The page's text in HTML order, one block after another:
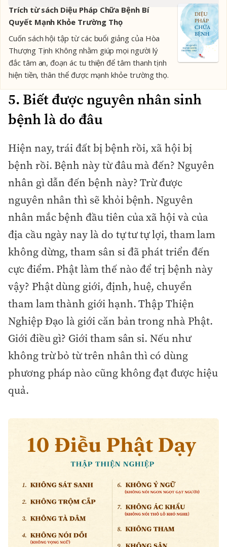
Trích từ sách Diệu Pháp Chữa Bệnh Bí
Quyết Mạnh Khỏe Trường Thọ
Cuốn sách hội tập từ các buổi giảng của Hòa
Thượng Tịnh Không nhằm giúp mọi người lý
đắc tâm an, đoạn ác tu thiện để tâm thanh tịnh
hiện tiền, thân thể được mạnh khỏe trường thọ.
5. Biết được nguyên nhân sinh
bệnh là do đâu
Hiện nay, trái đất bị bệnh rồi, xã hội bị
bệnh rồi. Bệnh này từ đâu mà đến? Nguyên
nhân gì dẫn đến bệnh này? Trừ được
nguyên nhân thì sẽ khỏi bệnh. Nguyên
nhân mắc bệnh đầu tiên của xã hội và của
địa cầu ngày nay là do tự tư tự lợi, tham lam
không dừng, tham sân si đã phát triển đến
cực điểm. Phật làm thế nào để trị bệnh này
vậy? Phật dùng giới, định, huệ, chuyển
tham lam thành giới hạnh. Thập Thiện
Nghiệp Đạo là giới căn bản trong nhà Phật.
Giới điều gì? Giới tham sân si. Nếu như
không trừ bỏ từ trên nhân thì có dùng
phương pháp nào cũng không đạt được hiệu
quả.